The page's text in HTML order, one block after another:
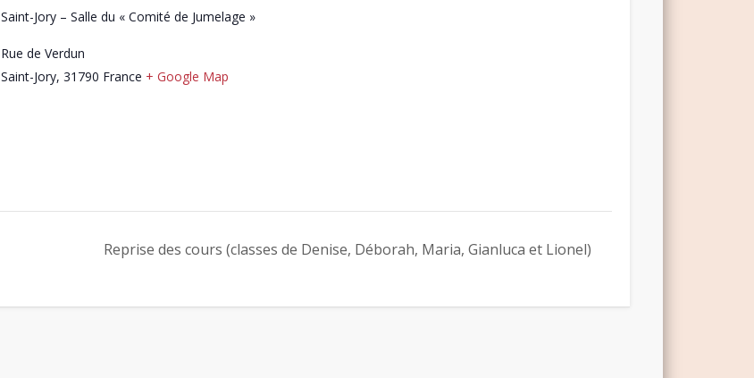
Saint-Jory – Salle du « Comité de Jumelage »
Rue de Verdun
Saint-Jory, 31790 France + Google Map
Reprise des cours (classes de Denise, Déborah, Maria, Gianluca et Lionel)